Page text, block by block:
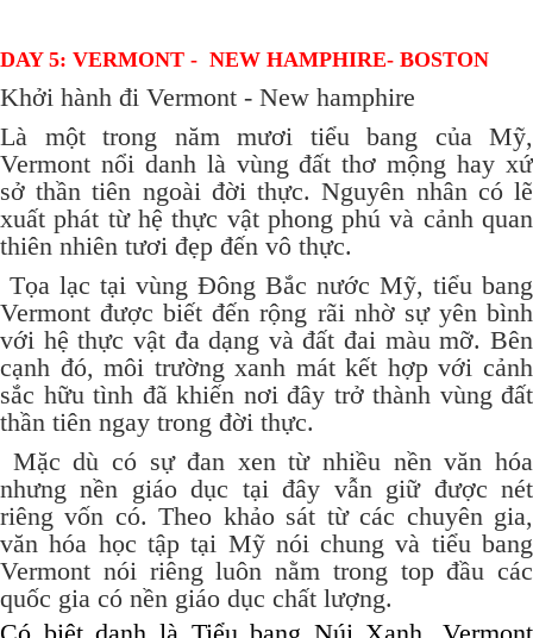
DAY 5: VERMONT - NEW HAMPHIRE- BOSTON
Khởi hành đi Vermont - New hamphire
Là một trong năm mươi tiểu bang của Mỹ,
Vermont nổi danh là vùng đất thơ mộng hay xứ
sở thần tiên ngoài đời thực. Nguyên nhân có lẽ
xuất phát từ hệ thực vật phong phú và cảnh quan
thiên nhiên tươi đẹp đến vô thực.
Tọa lạc tại vùng Đông Bắc nước Mỹ, tiểu bang
Vermont được biết đến rộng rãi nhờ sự yên bình
với hệ thực vật đa dạng và đất đai màu mỡ. Bên
cạnh đó, môi trường xanh mát kết hợp với cảnh
sắc hữu tình đã khiến nơi đây trở thành vùng đất
thần tiên ngay trong đời thực.
Mặc dù có sự đan xen từ nhiều nền văn hóa
nhưng nền giáo dục tại đây vẫn giữ được nét
riêng vốn có. Theo khảo sát từ các chuyên gia,
văn hóa học tập tại Mỹ nói chung và tiểu bang
Vermont nói riêng luôn nằm trong top đầu các
quốc gia có nền giáo dục chất lượng.